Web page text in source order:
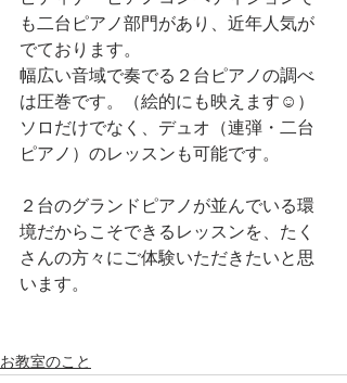
も二台ピアノ部門があり、近年人気が
でております。
幅広い音域で奏でる２台ピアノの調べ
は圧巻です。（絵的にも映えます☺️）
ソロだけでなく、デュオ（連弾・二台
ピアノ）のレッスンも可能です。
２台のグランドピアノが並んでいる環
境だからこそできるレッスンを、たく
さんの方々にご体験いただきたいと思
います。
お教室のこと